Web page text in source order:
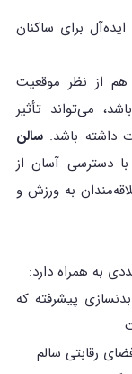
برای ساکنان
از نظر موقعیت
می‌تواند تأثیر
داشته باشد.سالن
با دسترسی آسان از
به ورزش و
به همراه دارد:
پیشرفته که
رقابتی سالم